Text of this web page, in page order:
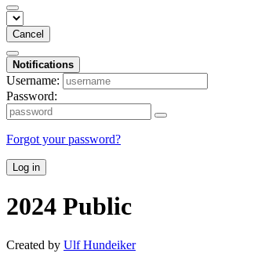
Cancel
Notifications
Username:
Password:
Forgot your password?
Log in
2024 Public
Created by Ulf Hundeiker